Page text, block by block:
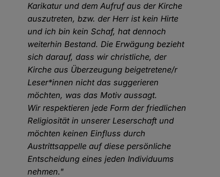
Karikatur und dem Aufruf aus der Kirche
auszutreten, bzw. der Herr ist kein Hirte
und ich bin kein Schaf, hat dennoch
weiterhin Bestand. Die Erwägung bezieht
sich darauf, dass wir christliche, der
Kirche aus Überzeugung beigetretene/r
Leser*innen nicht das suggerieren
möchten, was das Motiv aussagt.
Wir respektieren jede Form der friedlichen
Religiosität in unserer Leserschaft und
möchten keinen Einfluss durch
Austrittsappelle auf diese persönliche
Entscheidung eines jeden Individuums
nehmen."